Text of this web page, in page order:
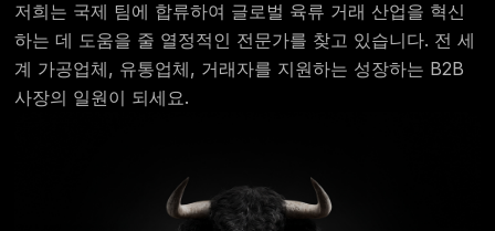
저희는 국제 팀에 합류하여 글로벌 육류 거래 산업을 혁신
하는 데 도움을 줄 열정적인 전문가를 찾고 있습니다. 전 세
계 가공업체, 유통업체, 거래자를 지원하는 성장하는 B2B
사장의 일원이 되세요.